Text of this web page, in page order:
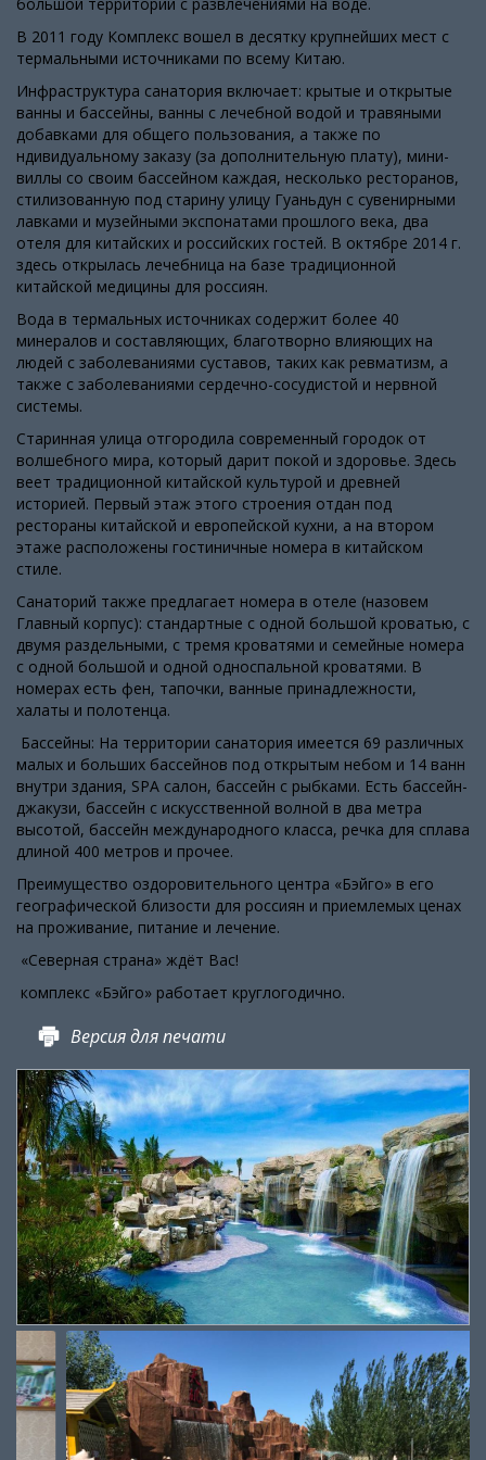
В 2011 году Комплекс вошел в десятку крупнейших мест с
термальными источниками по всему Китаю.
Инфраструктура санатория включает: крытые и открытые
ванны и бассейны, ванны с лечебной водой и травяными
добавками для общего пользования, а также по
ндивидуальному заказу (за дополнительную плату), мини-
виллы со своим бассейном каждая, несколько ресторанов,
стилизованную под старину улицу Гуаньдун с сувенирными
лавками и музейными экспонатами прошлого века, два
отеля для китайских и российских гостей. В октябре 2014 г.
здесь открылась лечебница на базе традиционной
китайской медицины для россиян.
Вода в термальных источниках содержит более 40
минералов и составляющих, благотворно влияющих на
людей с заболеваниями суставов, таких как ревматизм, а
также с заболеваниями сердечно-сосудистой и нервной
системы.
Старинная улица отгородила современный городок от
волшебного мира, который дарит покой и здоровье. Здесь
веет традиционной китайской культурой и древней
историей. Первый этаж этого строения отдан под
рестораны китайской и европейской кухни, а на втором
этаже расположены гостиничные номера в китайском
стиле.
Санаторий также предлагает номера в отеле (назовем
Главный корпус): стандартные с одной большой кроватью, с
двумя раздельными, с тремя кроватями и семейные номера
с одной большой и одной односпальной кроватями. В
номерах есть фен, тапочки, ванные принадлежности,
халаты и полотенца.
Бассейны: На территории санатория имеется 69 различных
малых и больших бассейнов под открытым небом и 14 ванн
внутри здания, SPA салон, бассейн с рыбками. Есть бассейн-
джакузи, бассейн с искусственной волной в два метра
высотой, бассейн международного класса, речка для сплава
длиной 400 метров и прочее.
Преимущество оздоровительного центра «Бэйго» в его
географической близости для россиян и приемлемых ценах
на проживание, питание и лечение.
«Северная страна» ждёт Вас!
комплекс «Бэйго» работает круглогодично.
Версия для печати